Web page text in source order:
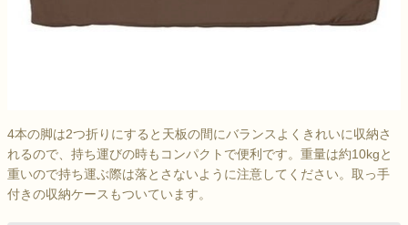
4本の脚は2つ折りにすると天板の間にバランスよくきれいに収納さ
れるので、持ち運びの時もコンパクトで便利です。重量は約10kgと
重いので持ち運ぶ際は落とさないように注意してください。取っ手
付きの収納ケースもついています。